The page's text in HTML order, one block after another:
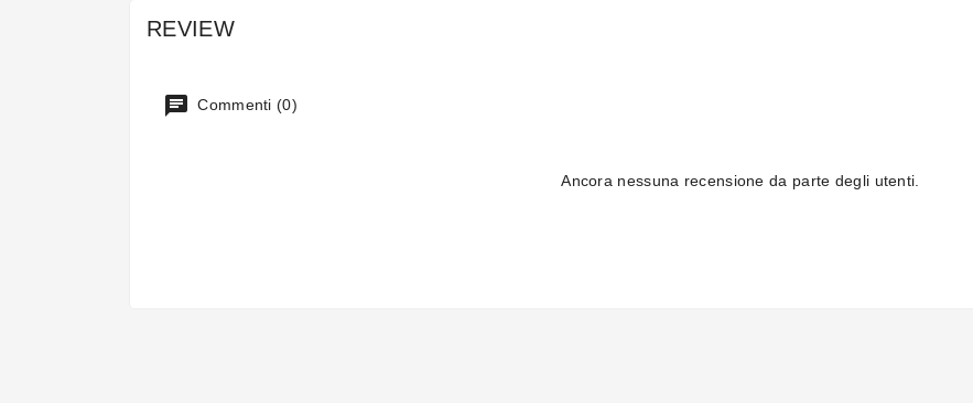
REVIEW
Commenti (0)
Ancora nessuna recensione da parte degli utenti.